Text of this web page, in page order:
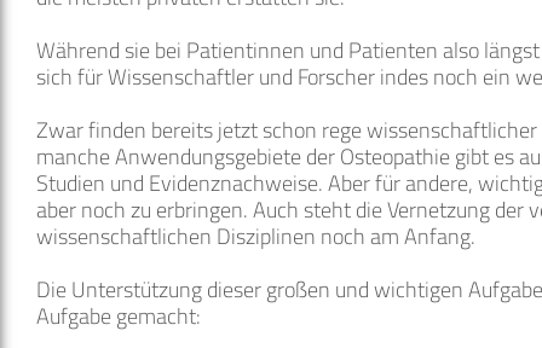
Während sie bei Patientinnen und Patienten also
sich für Wissenschaftler und Forscher indes noch ein
Zwar finden bereits jetzt schon rege
manche Anwendungsgebiete der Osteopathie gibt es
Studien und Evidenznachweise. Aber für andere,
aber noch zu erbringen. Auch steht die Vernetzung der
wissenschaftlichen Disziplinen noch am Anfang.
Die Unterstützung dieser großen und wichtigen
Aufgabe gemacht: